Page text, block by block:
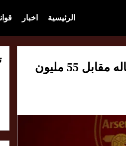
الرئيسية اخبار
فيكتور جوكليس يبتسم بقميص أرسنال بعد إتمام انتقاله مقابل 55 مليون